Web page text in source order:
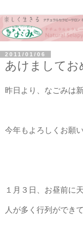
2011/01/06
あけましてお
昨日より、なごみは
今年もよろしくお願
１月３日、お昼前に
人が多く行列ができ